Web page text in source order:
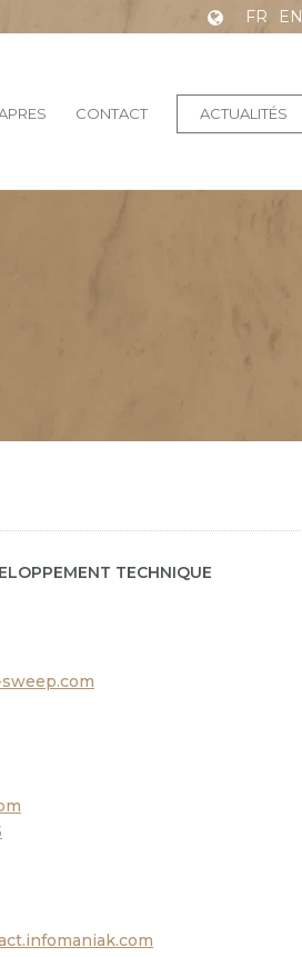
FR EN
CONTACT ACTUALITÉS
TECHNIQUE